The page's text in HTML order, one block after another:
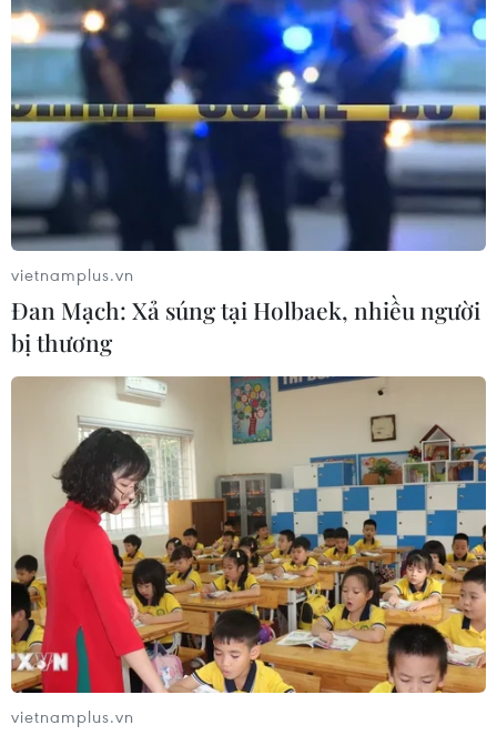
vietnamplus.vn
Đan Mạch: Xả súng tại Holbaek, nhiều người
bị thương
vietnamplus.vn